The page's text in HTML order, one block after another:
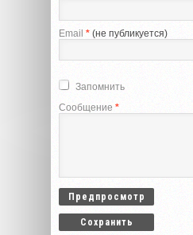
Email * (не публикуется)
Запомнить
Сообщение *